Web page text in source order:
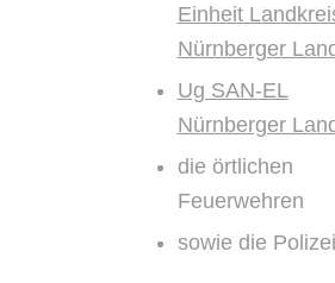
Einheit
Nürnberger
Ug SAN-EL
Nürnberger
die örtlichen
Feuerwehren
sowie die Polizei